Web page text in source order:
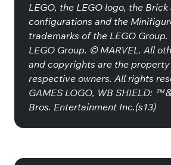
LEGO, the LEGO logo, the
configurations and the
trademarks of the LEGO
LEGO Group. © MARVEL. All
and copyrights are the
respective owners. All rights
GAMES LOGO, WB SHIELD: ™
Bros. Entertainment Inc.(s13)